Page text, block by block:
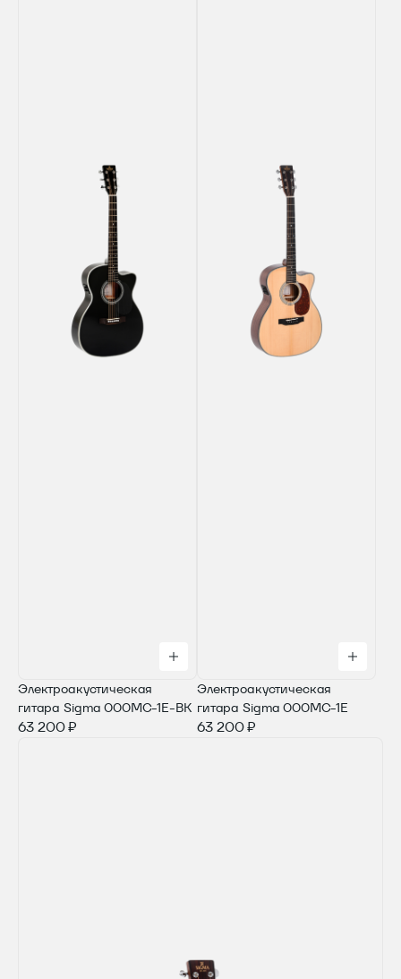
Электроакустическая
гитара Sigma 000MC-1E-BK
63 200 ₽
Электроакустическая
гитара Sigma 000MC-1E
63 200 ₽